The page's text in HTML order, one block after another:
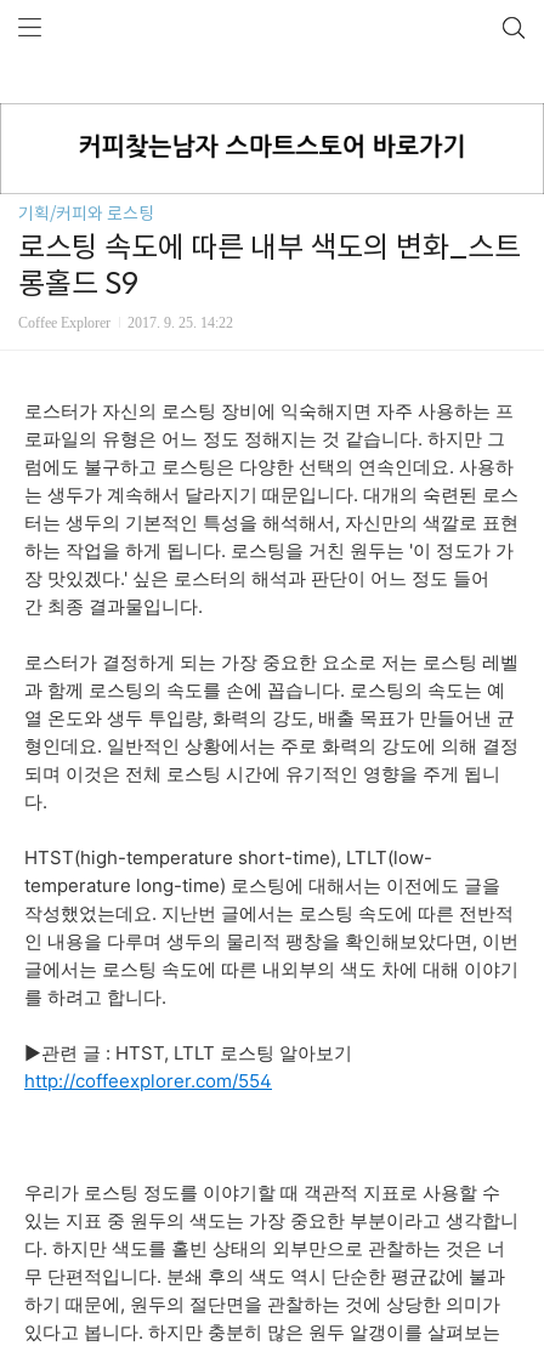
기획/커피와 로스팅
로스팅 속도에 따른 내부 색도의 변화_스트
롱홀드 S9
Coffee Explorer 2017. 9. 25. 14:22
로스터가 자신의 로스팅 장비에 익숙해지면 자주 사용하는 프
로파일의 유형은 어느 정도 정해지는 것 같습니다. 하지만 그
럼에도 불구하고 로스팅은 다양한 선택의 연속인데요. 사용하
는 생두가 계속해서 달라지기 때문입니다. 대개의 숙련된 로스
터는 생두의 기본적인 특성을 해석해서, 자신만의 색깔로 표현
하는 작업을 하게 됩니다. 로스팅을 거친 원두는 '이 정도가 가
장 맛있겠다.' 싶은 로스터의 해석과 판단이 어느 정도 들어
간 최종 결과물입니다.
로스터가 결정하게 되는 가장 중요한 요소로 저는 로스팅 레벨
과 함께 로스팅의 속도를 손에 꼽습니다. 로스팅의 속도는 예
열 온도와 생두 투입량, 화력의 강도, 배출 목표가 만들어낸 균
형인데요. 일반적인 상황에서는 주로 화력의 강도에 의해 결정
되며 이것은 전체 로스팅 시간에 유기적인 영향을 주게 됩니
다.
HTST(high-temperature short-time), LTLT(low-
temperature long-time) 로스팅에 대해서는 이전에도 글을
작성했었는데요. 지난번 글에서는 로스팅 속도에 따른 전반적
인 내용을 다루며 생두의 물리적 팽창을 확인해보았다면, 이번
글에서는 로스팅 속도에 따른 내외부의 색도 차에 대해 이야기
를 하려고 합니다.
▶︎관련 글 : HTST, LTLT 로스팅 알아보기
http://coffeexplorer.com/554
우리가 로스팅 정도를 이야기할 때 객관적 지표로 사용할 수
있는 지표 중 원두의 색도는 가장 중요한 부분이라고 생각합니
다. 하지만 색도를 홀빈 상태의 외부만으로 관찰하는 것은 너
무 단편적입니다. 분쇄 후의 색도 역시 단순한 평균값에 불과
하기 때문에, 원두의 절단면을 관찰하는 것에 상당한 의미가
있다고 봅니다. 하지만 충분히 많은 원두 알갱이를 살펴보는